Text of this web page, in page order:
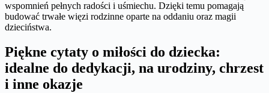
wspomnień pełnych radości i uśmiechu. Dzięki temu pomagają
budować trwałe więzi rodzinne oparte na oddaniu oraz magii
dzieciństwa.
Piękne cytaty o miłości do dziecka:
idealne do dedykacji, na urodziny, chrzest
i inne okazje